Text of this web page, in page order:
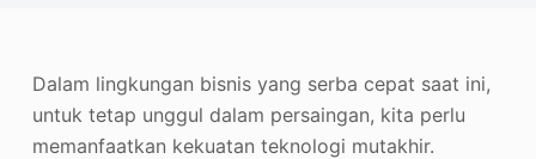
Hak Cipta Gambar
Dalam lingkungan bisnis yang serba cepat saat ini,
untuk tetap unggul dalam persaingan, kita perlu
memanfaatkan kekuatan teknologi mutakhir.